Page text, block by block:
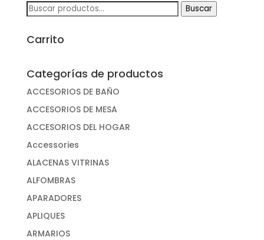
Buscar
por:
Buscar
Carrito
Categorías de productos
ACCESORIOS DE BAÑO
ACCESORIOS DE MESA
ACCESORIOS DEL HOGAR
Accessories
ALACENAS VITRINAS
ALFOMBRAS
APARADORES
APLIQUES
ARMARIOS